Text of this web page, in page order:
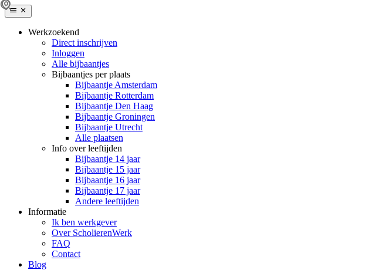
Werkzoekend
Direct inschrijven
Inloggen
Alle bijbaantjes
Bijbaantjes per plaats
Bijbaantje Amsterdam
Bijbaantje Rotterdam
Bijbaantje Den Haag
Bijbaantje Groningen
Bijbaantje Utrecht
Alle plaatsen
Info over leeftijden
Bijbaantje 14 jaar
Bijbaantje 15 jaar
Bijbaantje 16 jaar
Bijbaantje 17 jaar
Andere leeftijden
Informatie
Ik ben werkgever
Over ScholierenWerk
FAQ
Contact
Blog